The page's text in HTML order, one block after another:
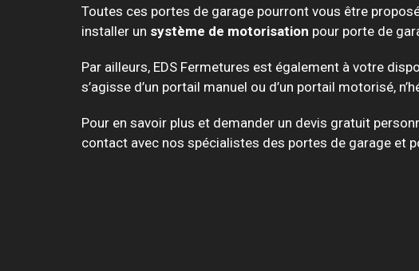
Toutes ces portes de garage pourront vous être
installer un système de motorisation pour porte de
Par ailleurs, EDS Fermetures est également à votre
s’agisse d’un portail manuel ou d’un portail motorisé,
Pour en savoir plus et demander un devis gratuit
contact avec nos spécialistes des portes de garage et